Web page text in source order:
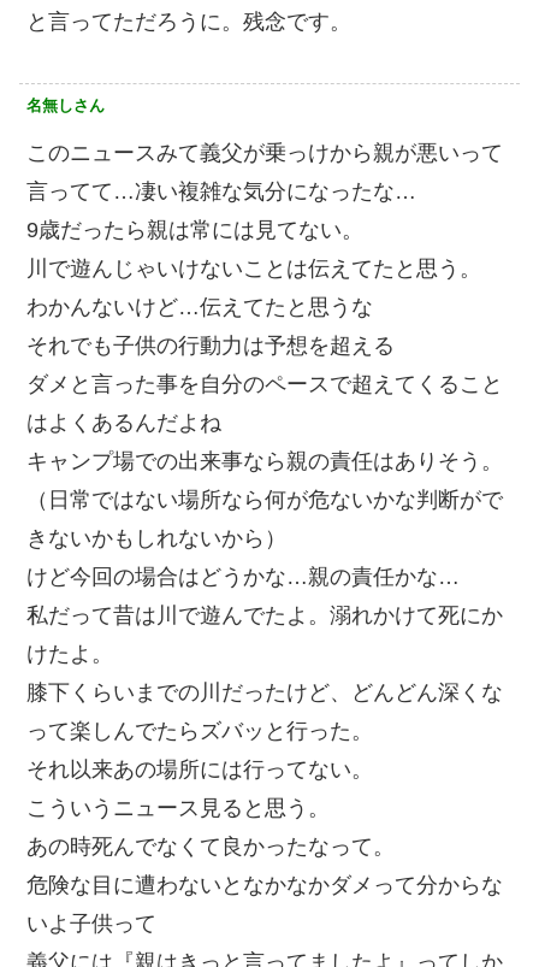
と言ってただろうに。残念です。
名無しさん
このニュースみて義父が乗っけから親が悪いって
言ってて…凄い複雑な気分になったな…
9歳だったら親は常には見てない。
川で遊んじゃいけないことは伝えてたと思う。
わかんないけど…伝えてたと思うな
それでも子供の行動力は予想を超える
ダメと言った事を自分のペースで超えてくること
はよくあるんだよね
キャンプ場での出来事なら親の責任はありそう。
（日常ではない場所なら何が危ないかな判断がで
きないかもしれないから）
けど今回の場合はどうかな…親の責任かな…
私だって昔は川で遊んでたよ。溺れかけて死にか
けたよ。
膝下くらいまでの川だったけど、どんどん深くな
って楽しんでたらズバッと行った。
それ以来あの場所には行ってない。
こういうニュース見ると思う。
あの時死んでなくて良かったなって。
危険な目に遭わないとなかなかダメって分からな
いよ子供って